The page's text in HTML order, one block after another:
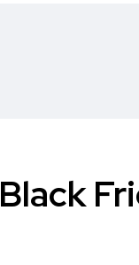
Black